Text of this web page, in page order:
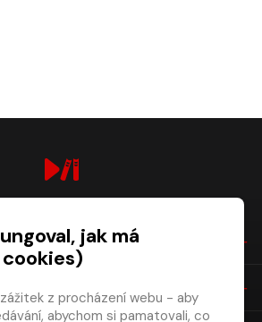
jak má
z procházení webu - aby
abychom si pamatovali, co